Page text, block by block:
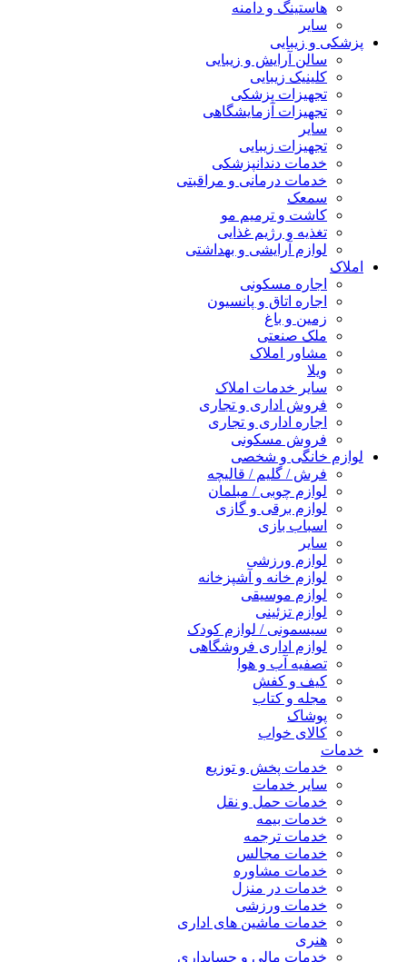
هاستینگ و دامنه
سایر
پزشکی و زیبایی
سالن آرایش و زیبایی
کلینیک زیبایی
تجهیزات پزشکی
تجهیزات آزمایشگاهی
سایر
تجهیزات زیبایی
خدمات دندانپزشکی
خدمات درمانی و مراقبتی
سمعک
کاشت و ترمیم مو
تغذیه و رژیم غذایی
لوازم آرایشی و بهداشتی
املاک
اجاره مسکونی
اجاره اتاق و پانسیون
زمین و باغ
ملک صنعتی
مشاور املاک
ویلا
سایر خدمات املاک
فروش اداری و تجاری
اجاره اداری و تجاری
فروش مسکونی
لوازم خانگی و شخصی
فرش / گلیم / قالیچه
لوازم چوبی / مبلمان
لوازم برقی و گازی
اسباب بازی
سایر
لوازم ورزشی
لوازم خانه و آشپزخانه
لوازم موسیقی
لوازم تزئینی
سیسمونی / لوازم کودک
لوازم اداری فروشگاهی
تصفیه آب و هوا
کیف و کفش
مجله و کتاب
پوشاک
کالای خواب
خدمات
خدمات پخش و توزیع
سایر خدمات
خدمات حمل و نقل
خدمات بیمه
خدمات ترجمه
خدمات مجالس
خدمات مشاوره
خدمات در منزل
خدمات ورزشی
خدمات ماشین های اداری
هنری
خدمات مالی و حسابداری